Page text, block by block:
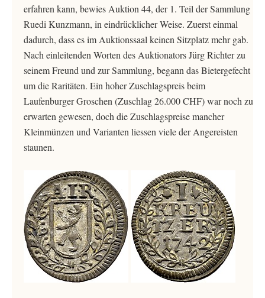
erfahren kann, bewies Auktion 44, der 1. Teil der Sammlung
Ruedi Kunzmann, in eindrücklicher Weise. Zuerst einmal
dadurch, dass es im Auktionssaal keinen Sitzplatz mehr gab.
Nach einleitenden Worten des Auktionators Jürg Richter zu
seinem Freund und zur Sammlung, begann das Bietergefecht
um die Raritäten. Ein hoher Zuschlagspreis beim
Laufenburger Groschen (Zuschlag 26.000 CHF) war noch zu
erwarten gewesen, doch die Zuschlagspreise mancher
Kleinmünzen und Varianten liessen viele der Angereisten
staunen.